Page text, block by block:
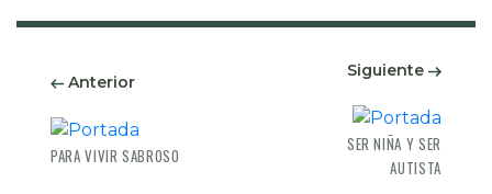
Anterior
PARA VIVIR SABROSO
Siguiente
SER NIÑA Y SER
AUTISTA